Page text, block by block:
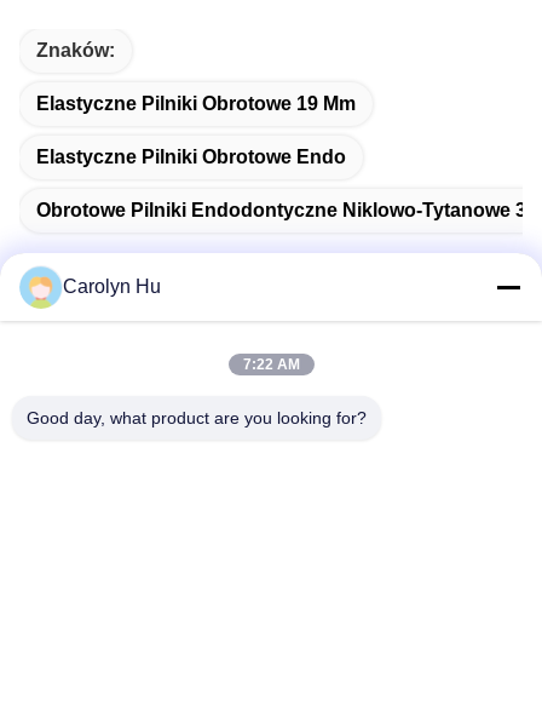
Znaków:
Elastyczne Pilniki Obrotowe 19 Mm
Elastyczne Pilniki Obrotowe Endo
Obrotowe Pilniki Endodontyczne Niklowo-Tytanowe
Adres
Carolyn Hu
7:22 AM
Good day, what product are you looking for?